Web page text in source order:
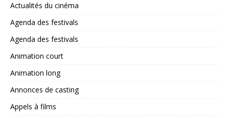
Actualités du cinéma
Agenda des festivals
Agenda des festivals
Animation court
Animation long
Annonces de casting
Appels à films